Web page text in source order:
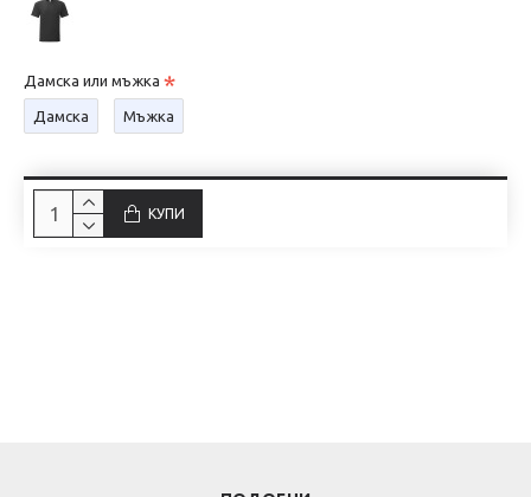
Дамска или мъжка
Дамска Мъжка
КУПИ